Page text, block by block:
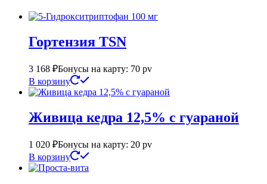
Гортензия TSN
3 168 ₽Бонусы на карту: 70 pv
В корзину
Живица кедра 12,5% с гуараной
1 020 ₽Бонусы на карту: 20 pv
В корзину